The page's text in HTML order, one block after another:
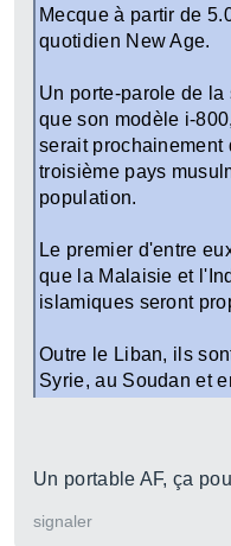
Mecque à partir de
quotidien New Age.
Un porte-parole de
que son modèle i-
serait
troisième pays
population.
Le premier d'entre
que la Malaisie et
islamiques seront
Outre le Liban, ils
Syrie, au Soudan et
Un portable AF, ça
signaler